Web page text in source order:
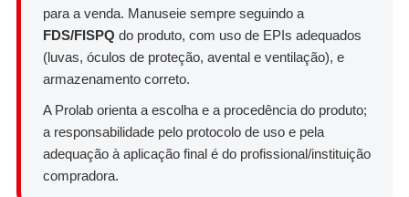
para a venda. Manuseie sempre seguindo a
FDS/FISPQ do produto, com uso de EPIs adequados
(luvas, óculos de proteção, avental e ventilação), e
armazenamento correto.
A Prolab orienta a escolha e a procedência do produto;
a responsabilidade pelo protocolo de uso e pela
adequação à aplicação final é do profissional/instituição
compradora.